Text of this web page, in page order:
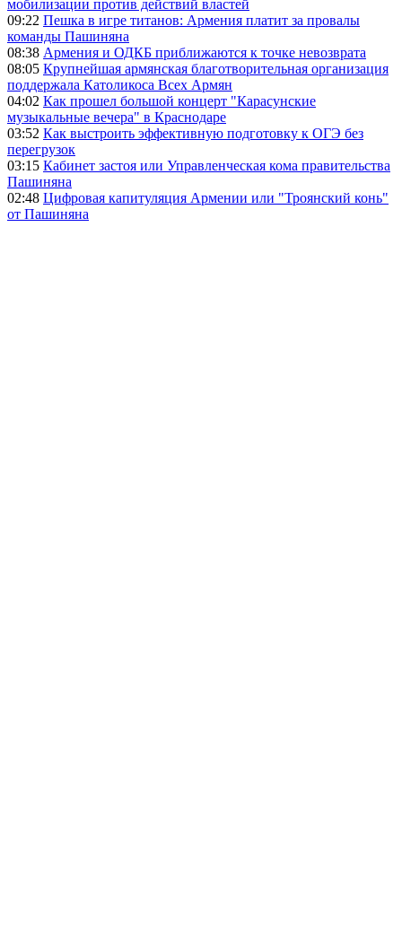
мобилизации против действий властей
09:22 Пешка в игре титанов: Армения платит за провалы
команды Пашиняна
08:38 Армения и ОДКБ приближаются к точке невозврата
08:05 Крупнейшая армянская благотворительная организация
поддержала Католикоса Всех Армян
04:02 Как прошел большой концерт "Карасунские
музыкальные вечера" в Краснодаре
03:52 Как выстроить эффективную подготовку к ОГЭ без
перегрузок
03:15 Кабинет застоя или Управленческая кома правительства
Пашиняна
02:48 Цифровая капитуляция Армении или "Троянский конь"
от Пашиняна